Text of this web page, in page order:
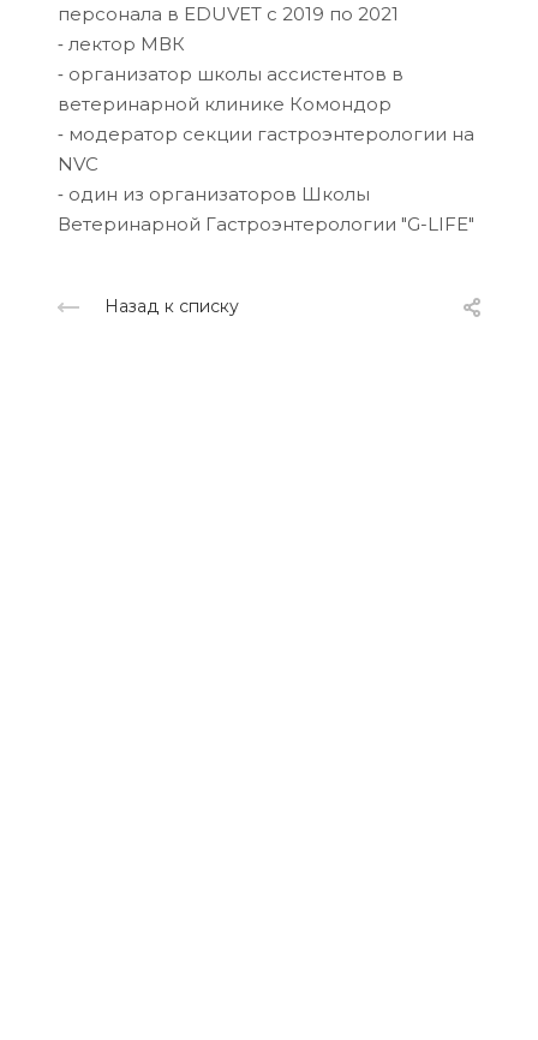
персонала в EDUVET с 2019 по 2021
⁃ лектор МВК
⁃ организатор школы ассистентов в
ветеринарной клинике Комондор
⁃ модератор секции гастроэнтерологии на
NVC
⁃ один из организаторов Школы
Ветеринарной Гастроэнтерологии "G-LIFE"
Назад к списку